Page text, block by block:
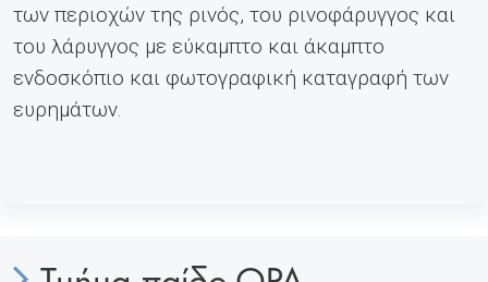
των περιοχών της ρινός, του ρινοφάρυγγος και
του λάρυγγος με εύκαμπτο και άκαμπτο
ενδοσκόπιο και φωτογραφική καταγραφή των
ευρημάτων.